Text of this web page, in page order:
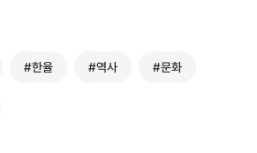
#한율 #역사 #문화